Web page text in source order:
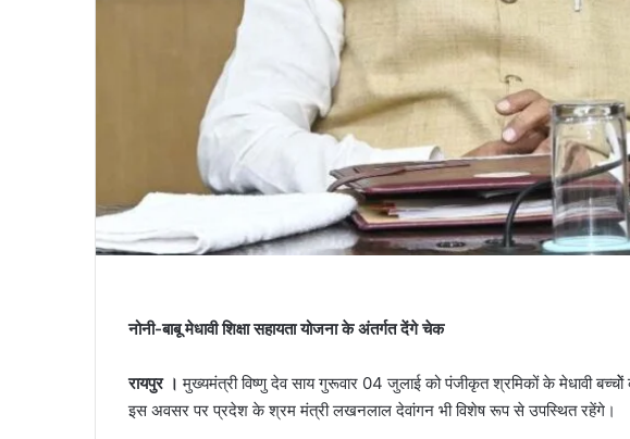
नोनी-बाबू मेधावी शिक्षा सहायता योजना के अंतर्गत देंगे चेक
रायपुर । मुख्यमंत्री विष्णु देव साय गुरूवार 04 जुलाई को पंजीकृत श्रमिकों के मेधावी
इस अवसर पर प्रदेश के श्रम मंत्री लखनलाल देवांगन भी विशेष रूप से उपस्थित रहेंगे।